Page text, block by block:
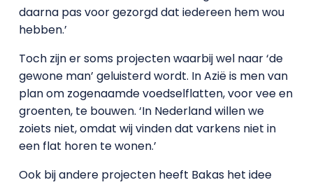
daarna pas voor gezorgd dat iedereen hem wou
hebben.’
Toch zijn er soms projecten waarbij wel naar ‘de
gewone man’ geluisterd wordt. In Azië is men van
plan om zogenaamde voedselflatten, voor vee en
groenten, te bouwen. ‘In Nederland willen we
zoiets niet, omdat wij vinden dat varkens niet in
een flat horen te wonen.’
Ook bij andere projecten heeft Bakas het idee